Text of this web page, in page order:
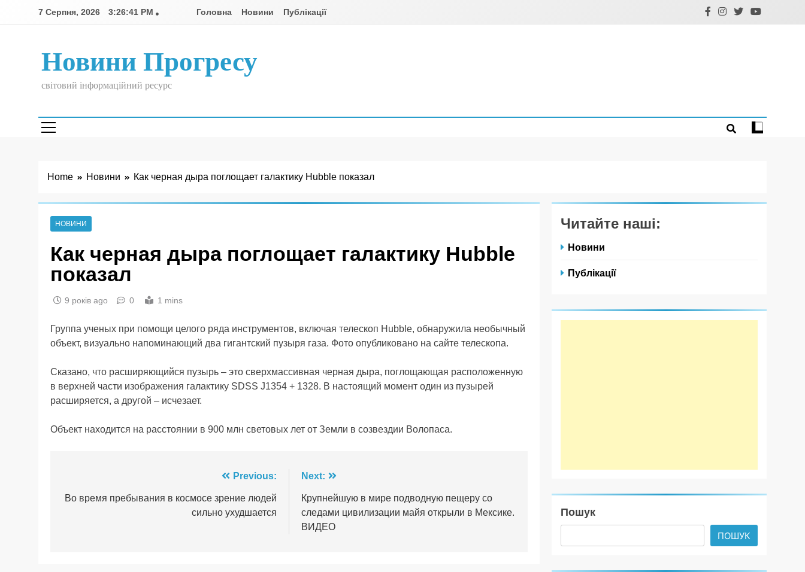
7 Серпня, 2026 3:26:41 PM Головна Новини Публікації
Новини Прогресу
світовий інформаційний ресурс
Home Новини Как черная дыра поглощает галактику Hubble показал
НОВИНИ
Как черная дыра поглощает галактику Hubble
показал
9 років ago 0 1 mins
Группа ученых при помощи целого ряда инструментов, включая телескоп Hubble, обнаружила необычный
объект, визуально напоминающий два гигантский пузыря газа. Фото опубликовано на сайте телескопа.
Сказано, что расширяющийся пузырь – это сверхмассивная черная дыра, поглощающая расположенную
в верхней части изображения галактику SDSS J1354 + 1328. В настоящий момент один из пузырей
расширяется, а другой – исчезает.
Объект находится на расстоянии в 900 млн световых лет от Земли в созвездии Волопаса.
записів
Previous:
Во время пребывания в космосе зрение людей
сильно ухудшается
Next:
Крупнейшую в мире подводную пещеру со
следами цивилизации майя открыли в Мексике.
ВИДЕО
Читайте наші:
Новини
Публікації
Пошук
ПОШУК